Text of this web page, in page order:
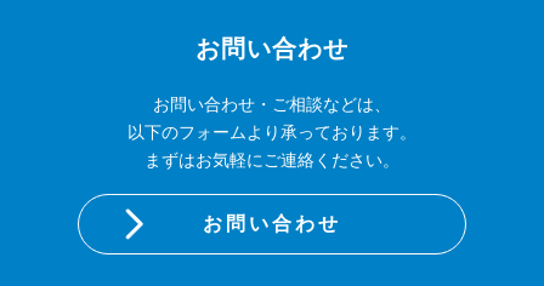
お問い合わせ
お問い合わせ・ご相談などは、
以下のフォームより承っております。
まずはお気軽にご連絡ください。
お問い合わせ